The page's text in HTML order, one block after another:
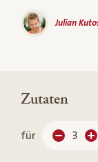
Julian
Zutaten
für 3